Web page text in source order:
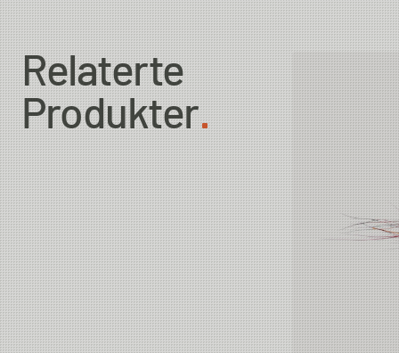
Relaterte
Produkter